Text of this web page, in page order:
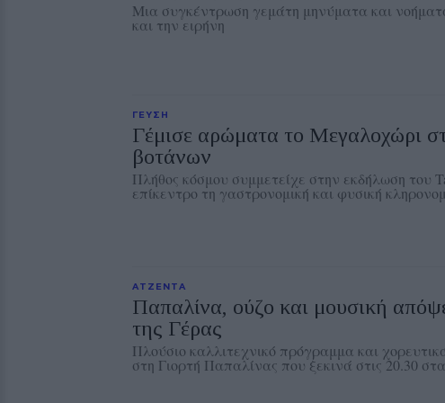
Μια συγκέντρωση γεμάτη μηνύματα και
και την ειρήνη
ΓΕΥΣΗ
Γέμισε αρώματα το Μεγαλοχώρι
βοτάνων
Πλήθος κόσμου συμμετείχε στην εκδήλωση του
επίκεντρο τη γαστρονομική και φυσική
ΑΤΖΕΝΤΑ
Παπαλίνα, ούζο και μουσική
της Γέρας
Πλούσιο καλλιτεχνικό πρόγραμμα και
στη Γιορτή Παπαλίνας που ξεκινά στις 20.30